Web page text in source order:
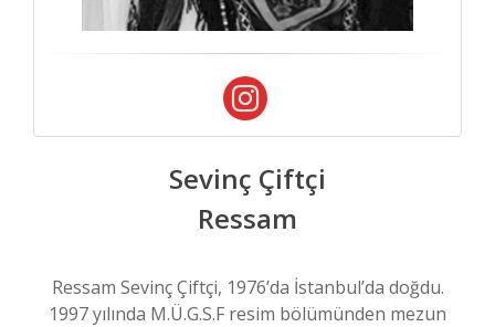
Sevinç Çiftçi
Ressam
Ressam Sevinç Çiftçi, 1976’da İstanbul’da doğdu.
1997 yılında M.Ü.G.S.F resim bölümünden mezun